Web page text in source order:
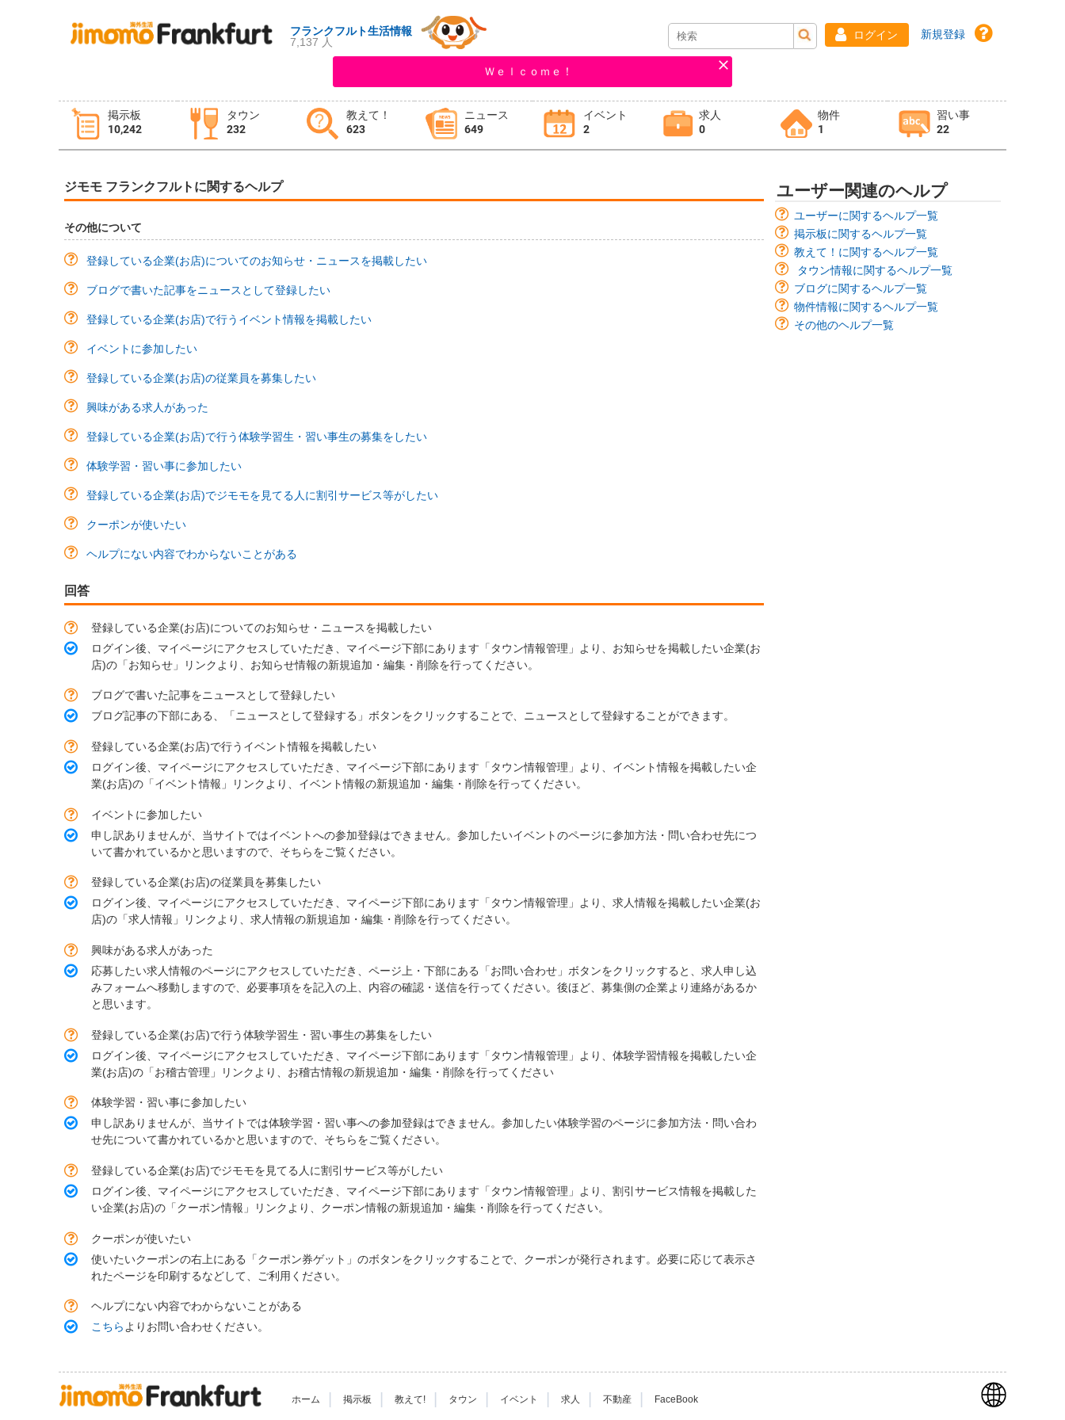
フランクフルト生活情報
7,137 人
ログイン 新規登録
Ｗｅｌｃｏｍｅ！
掲示板
10,242
タウン
232
教えて！
623
ニュース
649
イベント
2
求人
0
物件
1
習い事
22
タウン情報
イベント 求人
習い事
ジモモ フランクフルトに関するヘルプ
その他について
登録している企業(お店)についてのお知らせ・ニュースを掲載したい
ブログで書いた記事をニュースとして登録したい
登録している企業(お店)で行うイベント情報を掲載したい
イベントに参加したい
登録している企業(お店)の従業員を募集したい
興味がある求人があった
登録している企業(お店)で行う体験学習生・習い事生の募集をしたい
体験学習・習い事に参加したい
登録している企業(お店)でジモモを見てる人に割引サービス等がしたい
クーポンが使いたい
ヘルプにない内容でわからないことがある
回答
登録している企業(お店)についてのお知らせ・ニュースを掲載したい
ログイン後、マイページにアクセスしていただき、マイページ下部にあります「タウン情報管理」より、お知らせを掲載したい企業(お
店)の「お知らせ」リンクより、お知らせ情報の新規追加・編集・削除を行ってください。
ブログで書いた記事をニュースとして登録したい
ブログ記事の下部にある、「ニュースとして登録する」ボタンをクリックすることで、ニュースとして登録することができます。
登録している企業(お店)で行うイベント情報を掲載したい
ログイン後、マイページにアクセスしていただき、マイページ下部にあります「タウン情報管理」より、イベント情報を掲載したい企
業(お店)の「イベント情報」リンクより、イベント情報の新規追加・編集・削除を行ってください。
イベントに参加したい
申し訳ありませんが、当サイトではイベントへの参加登録はできません。参加したいイベントのページに参加方法・問い合わせ先につ
いて書かれているかと思いますので、そちらをご覧ください。
登録している企業(お店)の従業員を募集したい
ログイン後、マイページにアクセスしていただき、マイページ下部にあります「タウン情報管理」より、求人情報を掲載したい企業(お
店)の「求人情報」リンクより、求人情報の新規追加・編集・削除を行ってください。
興味がある求人があった
応募したい求人情報のページにアクセスしていただき、ページ上・下部にある「お問い合わせ」ボタンをクリックすると、求人申し込
みフォームへ移動しますので、必要事項をを記入の上、内容の確認・送信を行ってください。後ほど、募集側の企業より連絡があるか
と思います。
登録している企業(お店)で行う体験学習生・習い事生の募集をしたい
ログイン後、マイページにアクセスしていただき、マイページ下部にあります「タウン情報管理」より、体験学習情報を掲載したい企
業(お店)の「お稽古管理」リンクより、お稽古情報の新規追加・編集・削除を行ってください
体験学習・習い事に参加したい
申し訳ありませんが、当サイトでは体験学習・習い事への参加登録はできません。参加したい体験学習のページに参加方法・問い合わ
せ先について書かれているかと思いますので、そちらをご覧ください。
登録している企業(お店)でジモモを見てる人に割引サービス等がしたい
ログイン後、マイページにアクセスしていただき、マイページ下部にあります「タウン情報管理」より、割引サービス情報を掲載した
い企業(お店)の「クーポン情報」リンクより、クーポン情報の新規追加・編集・削除を行ってください。
クーポンが使いたい
使いたいクーポンの右上にある「クーポン券ゲット」のボタンをクリックすることで、クーポンが発行されます。必要に応じて表示さ
れたページを印刷するなどして、ご利用ください。
ヘルプにない内容でわからないことがある
こちらよりお問い合わせください。
ユーザー関連のヘルプ
ユーザーに関するヘルプ一覧
掲示板に関するヘルプ一覧
教えて！に関するヘルプ一覧
タウン情報に関するヘルプ一覧
ブログに関するヘルプ一覧
物件情報に関するヘルプ一覧
その他のヘルプ一覧
ホーム 掲示板 教えて! タウン イベント 求人 不動産 FaceBook